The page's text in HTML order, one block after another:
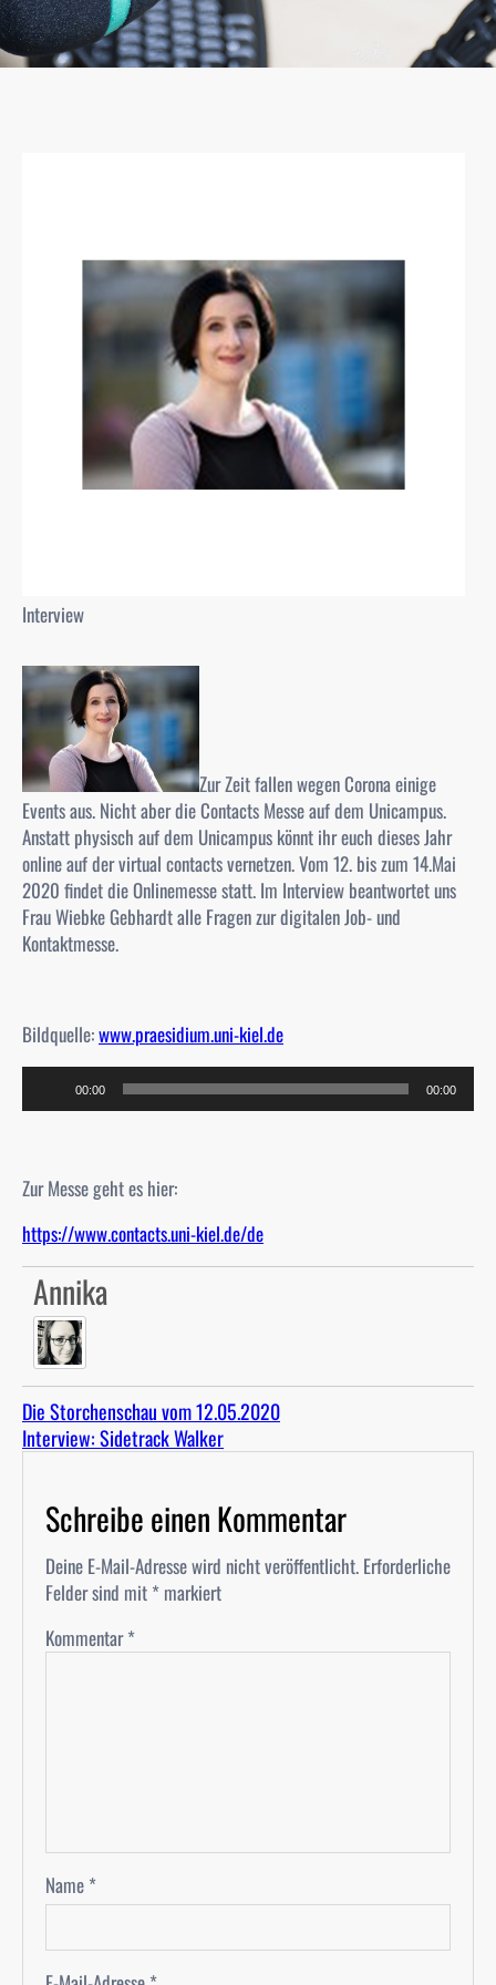
Interview
Zur Zeit fallen wegen Corona einige
Events aus. Nicht aber die Contacts Messe auf dem Unicampus.
Anstatt physisch auf dem Unicampus könnt ihr euch dieses Jahr
online auf der virtual contacts vernetzen. Vom 12. bis zum 14.Mai
2020 findet die Onlinemesse statt. Im Interview beantwortet uns
Frau Wiebke Gebhardt alle Fragen zur digitalen Job- und
Kontaktmesse.
Bildquelle:www.praesidium.uni-kiel.de
u
o
P
l
00:00 00:00
Zur Messe geht es hier:
https://www.contacts.uni-kiel.de/de
Annika
Die Storchenschau vom 12.05.2020
Interview: Sidetrack Walker
Schreibe einen Kommentar
Deine E-Mail-Adresse wird nicht veröffentlicht. Erforderliche
Felder sind mit * markiert
Kommentar*
Name *